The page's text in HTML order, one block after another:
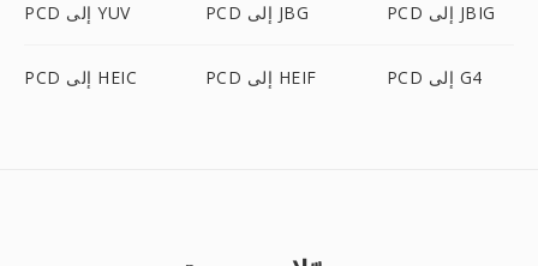
PCD إلى YUV PCD إلى JBG PCD إلى JBIG
PCD إلى HEIC PCD إلى HEIF PCD إلى G4